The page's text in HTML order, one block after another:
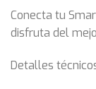
Conecta tu
disfruta del
Detalles